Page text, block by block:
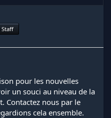
pour les nouvelles
un souci au niveau de la
Contactez nous par le
cela ensemble.